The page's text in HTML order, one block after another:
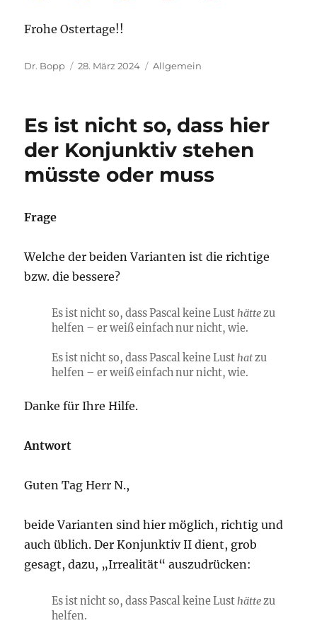
Frohe Ostertage!!
Autor
Dr. Bopp
Veröffentlicht
28. März 2024 Kategorien
Allgemein
Es ist nicht so, dass hier
der Konjunktiv stehen
müsste oder muss
Frage
Welche der beiden Varianten ist die richtige
bzw. die bessere?
Es ist nicht so, dass Pascal keine Lusthättezu
helfen – er weiß einfach nur nicht, wie.
Es ist nicht so, dass Pascal keine Lusthatzu
helfen – er weiß einfach nur nicht, wie.
Danke für Ihre Hilfe.
Antwort
Guten Tag Herr N.,
beide Varianten sind hier möglich, richtig und
auch üblich. Der Konjunktiv II dient, grob
gesagt, dazu, „Irrealität“ auszudrücken:
Es ist nicht so, dass Pascal keine Lust hättezu
helfen.